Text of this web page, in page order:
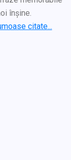
înșine.
citate...